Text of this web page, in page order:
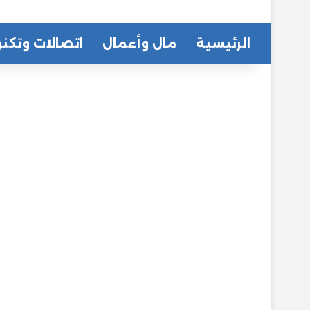
الرئيسية مال وأعمال اتصالات